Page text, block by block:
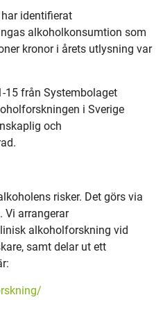
identifierat
alkoholkonsumtion som
kronor i årets utlysning var
15 från Systembolaget
i Sverige
och
risker. Det görs via
arrangerar
alkoholforskning vid
samt delar ut ett